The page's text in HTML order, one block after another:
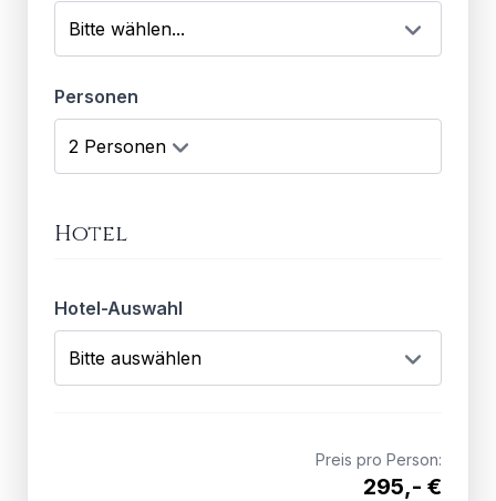
Personen
Hotel
Hotel-Auswahl
Preis pro Person:
295,- €